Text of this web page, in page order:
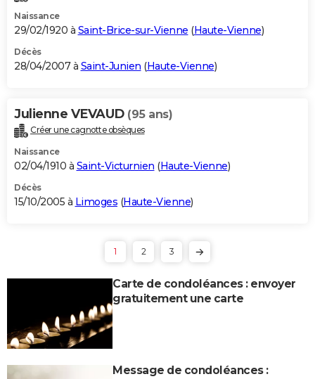
Naissance
29/02/1920 à Saint-Brice-sur-Vienne (Haute-Vienne)
Décès
28/04/2007 à Saint-Junien (Haute-Vienne)
Julienne VEVAUD (95 ans)
Créer une cagnotte obsèques
Naissance
02/04/1910 à Saint-Victurnien (Haute-Vienne)
Décès
15/10/2005 à Limoges (Haute-Vienne)
1 2 3
Carte de condoléances : envoyer
gratuitement une carte
Message de condoléances :